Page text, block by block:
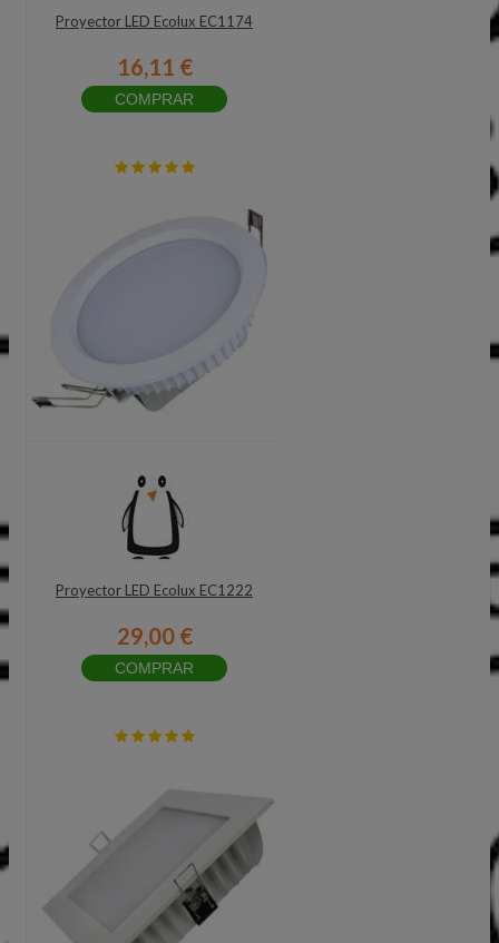
Proyector LED Ecolux EC1174
16,11 €
COMPRAR
Proyector LED Ecolux EC1222
29,00 €
COMPRAR